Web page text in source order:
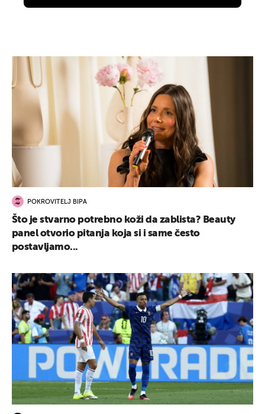
POKROVITELJ BIPA
Što je stvarno potrebno koži da zablista? Beauty
panel otvorio pitanja koja si i same često
postavljamo...